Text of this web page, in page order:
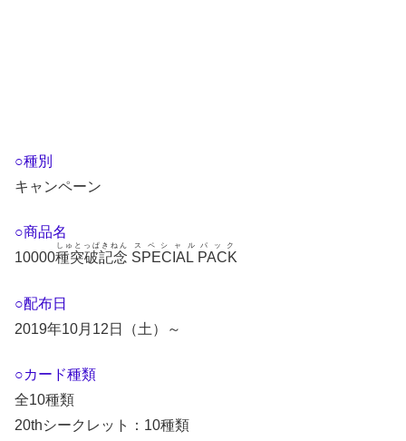
○種別
キャンペーン
○商品名
10000種突破記念
しゅとっぱきねん
SPECIAL PACK
スペシャルパック
○配布日
2019年10月12日（土）～
○カード種類
全10種類
20thシークレット：10種類